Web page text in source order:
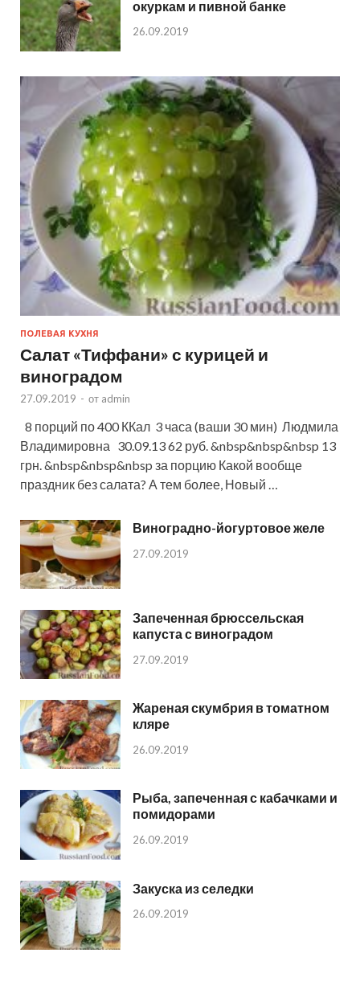
окуркам и пивной банке
26.09.2019
ПОЛЕВАЯ КУХНЯ
Салат «Тиффани» с курицей и
виноградом
27.09.2019 - от admin
8 порций по 400 ККал 3 часа (ваши 30 мин) Людмила
Владимировна 30.09.13 62 руб. &nbsp&nbsp&nbsp 13
грн. &nbsp&nbsp&nbsp за порцию Какой вообще
праздник без салата? А тем более, Новый …
Виноградно-йогуртовое желе
27.09.2019
Запеченная брюссельская
капуста с виноградом
27.09.2019
Жареная скумбрия в томатном
кляре
26.09.2019
Рыба, запеченная с кабачками и
помидорами
26.09.2019
Закуска из селедки
26.09.2019